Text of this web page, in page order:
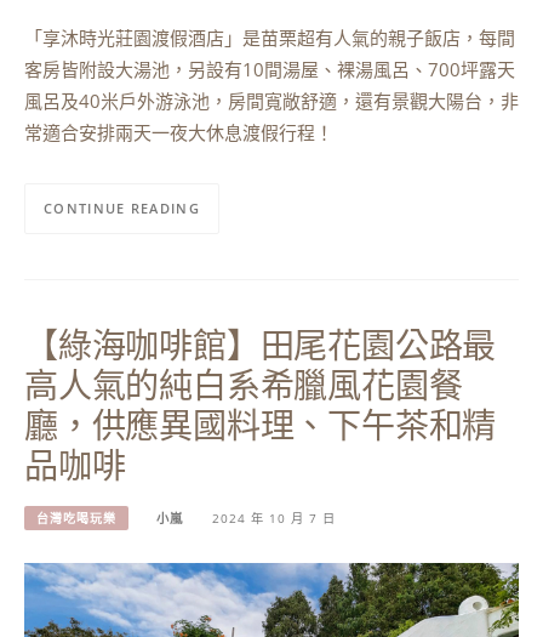
「享沐時光莊園渡假酒店」是苗栗超有人氣的親子飯店，每間
客房皆附設大湯池，另設有10間湯屋、裸湯風呂、700坪露天
風呂及40米戶外游泳池，房間寬敞舒適，還有景觀大陽台，非
常適合安排兩天一夜大休息渡假行程！
CONTINUE READING
【綠海咖啡館】田尾花園公路最
高人氣的純白系希臘風花園餐
廳，供應異國料理、下午茶和精
品咖啡
台灣吃喝玩樂 小嵐 2024 年 10 月 7 日